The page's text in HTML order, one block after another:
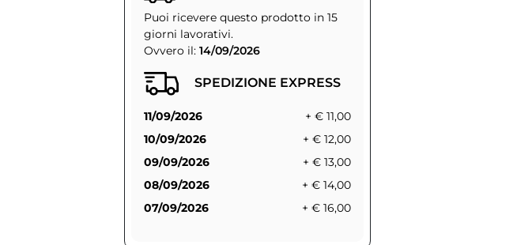
Puoi ricevere questo prodotto in 15
giorni lavorativi.
Ovvero il: 14/09/2026
SPEDIZIONE EXPRESS
11/09/2026
+ € 11,00
10/09/2026
+ € 12,00
09/09/2026
+ € 13,00
08/09/2026
+ € 14,00
07/09/2026
+ € 16,00